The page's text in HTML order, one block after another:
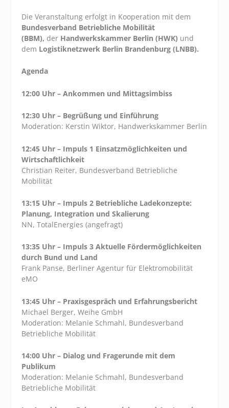
Die Veranstaltung erfolgt in Kooperation mit dem
Bundesverband Betriebliche Mobilität
(BBM), der Handwerkskammer Berlin (HWK) und
dem Logistiknetzwerk Berlin Brandenburg (LNBB).
Agenda
12:00 Uhr – Ankommen und Mittagsimbiss
12:30 Uhr – Begrüßung und Einführung
Moderation: Kerstin Wiktor, Handwerkskammer Berlin
12:45 Uhr – Impuls 1 Einsatzmöglichkeiten und
Wirtschaftlichkeit
Christian Reiter, Bundesverband Betriebliche
Mobilität
13:15 Uhr – Impuls 2 Betriebliche Ladekonzepte:
Planung, Integration und Skalierung
NN, TotalEnergies (angefragt)
13:35 Uhr – Impuls 3 Aktuelle Fördermöglichkeiten
durch Bund und Land
Frank Panse, Berliner Agentur für Elektromobilität
eMO
13:45 Uhr – Praxisgespräch und Erfahrungsbericht
Michael Berger, Weihe GmbH
Moderation: Melanie Schmahl, Bundesverband
Betriebliche Mobilität
14:00 Uhr – Dialog und Fragerunde mit dem
Publikum
Moderation: Melanie Schmahl, Bundesverband
Betriebliche Mobilität